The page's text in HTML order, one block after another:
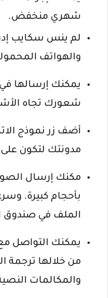
شهري منخفض.
لم ينس سكايب
والهواتف
يمكنك إرسالها
شعورك تجاه
أضف زر نموذج
مدونتك لتكون
مكنك إرسال
بأحجام كبيرة.
الملف في صندوق
يمكنك التواصل
من خلالها ترجمة
والمكالمات